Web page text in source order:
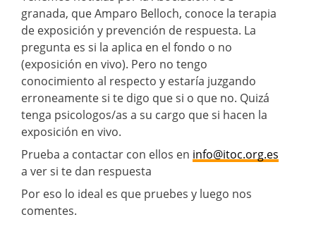
granada, que Amparo Belloch, conoce la terapia
de exposición y prevención de respuesta. La
pregunta es si la aplica en el fondo o no
(exposición en vivo). Pero no tengo
conocimiento al respecto y estaría juzgando
erroneamente si te digo que si o que no. Quizá
tenga psicologos/as a su cargo que si hacen la
exposición en vivo.
Prueba a contactar con ellos en info@itoc.org.es
a ver si te dan respuesta
Por eso lo ideal es que pruebes y luego nos
comentes.